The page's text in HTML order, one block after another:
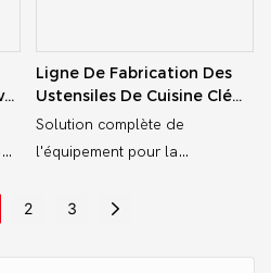
Ligne De Fabrication Des
Ustensiles De Cuisine Clé
En Main Pour Les Produits
Antiadhésifs
Solution complète de
l'équipement pour la
et de casserole - de la
coupe et au rivetage
2 3